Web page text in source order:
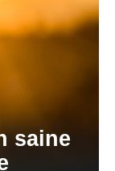
saine